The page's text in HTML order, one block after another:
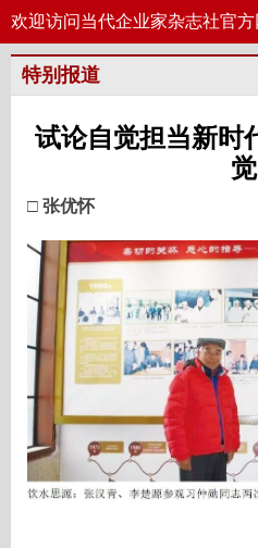
欢迎访问当代企业家杂志社官
特别报道
试论自觉担当新时
觉
□ 张优怀